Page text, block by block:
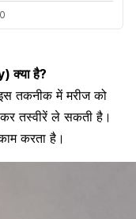
क्या है?
तकनीक में मरीज को
तस्वीरें ले सकती है।
करता है।